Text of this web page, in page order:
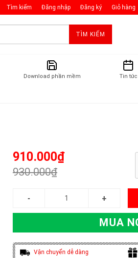
Tìm kiếm Đăng nhập Đăng ký Giỏ hàng
TÌM KIẾM
Download phần mềm Tin tức
910.000₫
930.000₫
MUA
Vận chuyển dễ dàng